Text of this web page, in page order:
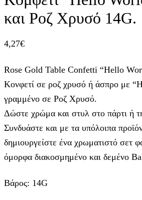
και Ροζ Χρυσό 14G.
4,27€
Rose Gold Table Confetti “Hello
Κονφετί σε ροζ χρυσό ή άσπρο με
γραμμένο σε Ροζ Χρυσό.
Δώστε χρώμα και στυλ στο πάρτι ή
Συνδυάστε και με τα υπόλοιπα
δημιουργείστε ένα χρωματιστό σετ
όμορφα διακοσμημένο και δεμένο
Βάρος: 14G